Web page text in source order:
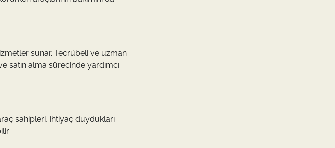
sunar. Tecrübeli ve uzman
satın alma sürecinde yardımcı
sahipleri, ihtiyaç duydukları